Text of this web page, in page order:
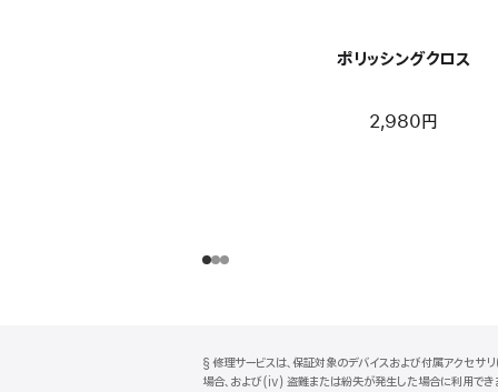
ポリッシングクロス
2,980円
ッ
注
§ 修理サービスは、保証対象のデバイスおよび付属アクセ
場合、および(iv) 盗難または紛失が発生した場合に利用で